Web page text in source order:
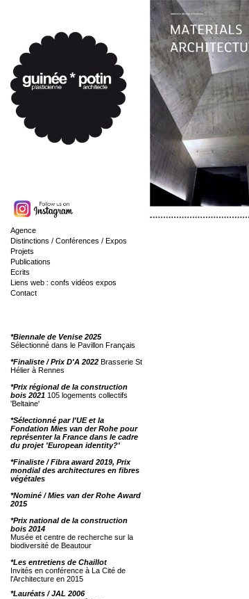
Agence
Distinctions / Conférences / Expos
Projets
Publications
Ecrits
Liens web : confs vidéos expos
Contact
*Biennale de Venise 2025
Sélectionné dans le Pavillon Français
*Finaliste / Prix D'A 2022 Brasserie St
Hélier à Rennes
*Prix régional de la construction
bois 2021 105 logements collectifs
'Beltaine'
*Sélectionné par l'UE et la
Fondation Mies van der Rohe pour
représenter la France dans le cadre
du projet 'European identity?'
*Finaliste / Fibra award 2019, Prix
mondial des architectures en fibres
végétales
*Nominé / Mies van der Rohe Award
2015
*Prix national de la construction
bois 2014
Musée et centre de recherche sur la
biodiversité de Beautour
*Les entretiens de Chaillot
Invités en conférence à La Cité de
l'Architecture en 2015
*Lauréats / JAL 2006